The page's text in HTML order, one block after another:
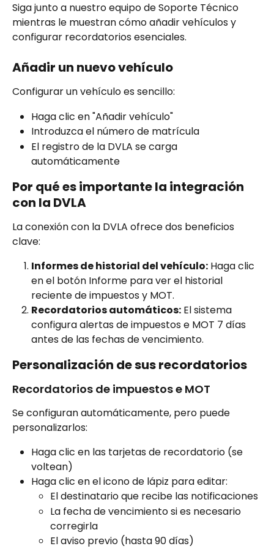
Siga junto a nuestro equipo de Soporte Técnico
mientras le muestran cómo añadir vehículos y
configurar recordatorios esenciales.
Añadir un nuevo vehículo
Configurar un vehículo es sencillo:
Haga clic en "Añadir vehículo"
Introduzca el número de matrícula
El registro de la DVLA se carga
automáticamente
Por qué es importante la integración
con la DVLA
La conexión con la DVLA ofrece dos beneficios
clave:
Informes de historial del vehículo: Haga clic
en el botón Informe para ver el historial
reciente de impuestos y MOT.
Recordatorios automáticos: El sistema
configura alertas de impuestos e MOT 7 días
antes de las fechas de vencimiento.
Personalización de sus recordatorios
Recordatorios de impuestos e MOT
Se configuran automáticamente, pero puede
personalizarlos:
Haga clic en las tarjetas de recordatorio (se
voltean)
Haga clic en el icono de lápiz para editar:
El destinatario que recibe las notificaciones
La fecha de vencimiento si es necesario
corregirla
El aviso previo (hasta 90 días)